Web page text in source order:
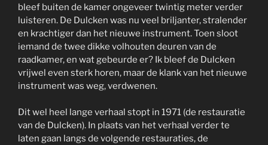
bleef buiten de kamer ongeveer twintig meter verder
luisteren. De Dulcken was nu veel briljanter, stralender
en krachtiger dan het nieuwe instrument. Toen sloot
iemand de twee dikke volhouten deuren van de
raadkamer, en wat gebeurde er? Ik bleef de Dulcken
vrijwel even sterk horen, maar de klank van het nieuwe
instrument was weg, verdwenen.
Dit wel heel lange verhaal stopt in 1971 (de restauratie
van de Dulcken). In plaats van het verhaal verder te
laten gaan langs de volgende restauraties, de